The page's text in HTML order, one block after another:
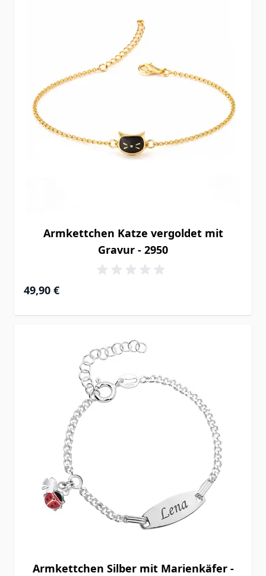
Armkettchen Katze vergoldet mit
Gravur - 2950
49,90 €
Armkettchen Silber mit Marienkäfer -